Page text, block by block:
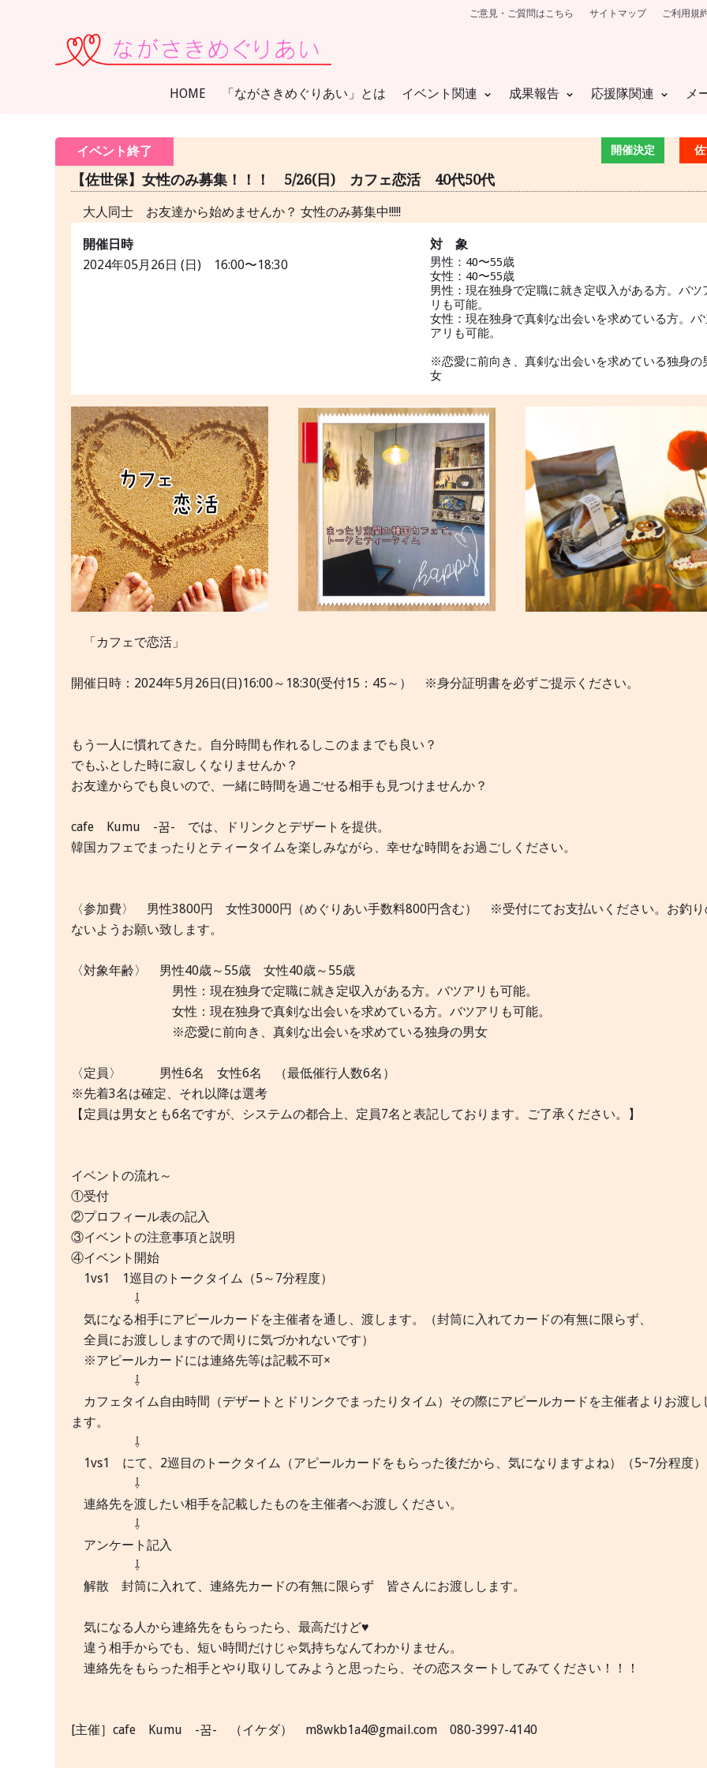
ご意見・ご質問はこちら サイトマップ ご利用規
HOME 「ながさきめぐりあい」とは イベント関連 成果報告 応援隊関連 メ
イベント終了 開催決定
【佐世保】女性のみ募集！！！ 5/26(日) カフェ恋活 40代50代
大人同士 お友達から始めませんか？ 女性のみ募集中!!!!!
開催日時
2024年05月26日 (日) 16:00〜18:30
対 象
男性：40〜55歳
女性：40〜55歳
男性：現在独身で定職に就き定収入がある方。バツ
リも可能。
女性：現在独身で真剣な出会いを求めている方。バ
アリも可能。
※恋愛に前向き、真剣な出会いを求めている独身の
女
「カフェで恋活」
開催日時：2024年5月26日(日)16:00～18:30(受付15：45～） ※身分証明書を必ずご提示ください。
もう一人に慣れてきた。自分時間も作れるしこのままでも良い？
でもふとした時に寂しくなりませんか？
お友達からでも良いので、一緒に時間を過ごせる相手も見つけませんか？
cafe Kumu -꿈- では、ドリンクとデザートを提供。
韓国カフェでまったりとティータイムを楽しみながら、幸せな時間をお過ごしください。
〈参加費〉 男性3800円 女性3000円（めぐりあい手数料800円含む） ※受付にてお支払いください。お釣り
ないようお願い致します。
〈対象年齢〉 男性40歳～55歳 女性40歳～55歳
男性：現在独身で定職に就き定収入がある方。バツアリも可能。
女性：現在独身で真剣な出会いを求めている方。バツアリも可能。
※恋愛に前向き、真剣な出会いを求めている独身の男女
〈定員〉 男性6名 女性6名 （最低催行人数6名）
※先着3名は確定、それ以降は選考
【定員は男女とも6名ですが、システムの都合上、定員7名と表記しております。ご了承ください。】
イベントの流れ～
①受付
②プロフィール表の記入
③イベントの注意事項と説明
④イベント開始
1vs1 1巡目のトークタイム（5～7分程度）
⇩
気になる相手にアピールカードを主催者を通し、渡します。（封筒に入れてカードの有無に限らず、
全員にお渡ししますので周りに気づかれないです）
※アピールカードには連絡先等は記載不可×
⇩
カフェタイム自由時間（デザートとドリンクでまったりタイム）その際にアピールカードを主催者よりお渡し
ます。
⇩
1vs1 にて、2巡目のトークタイム（アピールカードをもらった後だから、気になりますよね）（5~7分程度）
⇩
連絡先を渡したい相手を記載したものを主催者へお渡しください。
⇩
アンケート記入
⇩
解散 封筒に入れて、連絡先カードの有無に限らず 皆さんにお渡しします。
気になる人から連絡先をもらったら、最高だけど♥
違う相手からでも、短い時間だけじゃ気持ちなんてわかりません。
連絡先をもらった相手とやり取りしてみようと思ったら、その恋スタートしてみてください！！！
[主催］cafe Kumu -꿈- （イケダ） m8wkb1a4@gmail.com 080-3997-4140